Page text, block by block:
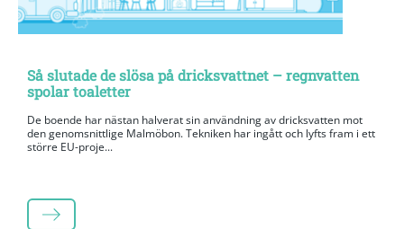
Så slutade de slösa på dricksvattnet – regnvatten
spolar toaletter
De boende har nästan halverat sin användning av dricksvatten mot
den genomsnittlige Malmöbon. Tekniken har ingått och lyfts fram i ett
större EU-proje...
LÄS MER